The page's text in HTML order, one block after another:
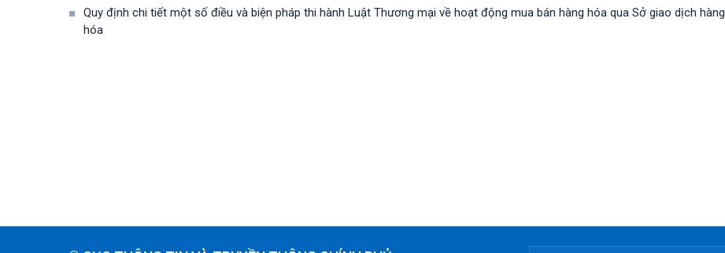
Quy định chi tiết một số điều và biện pháp thi hành Luật Thương mại về hoạt động mua bán hàng hóa qua Sở giao dịch hàng
hóa